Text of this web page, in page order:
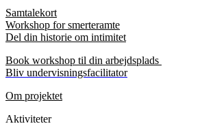
Samtalekort
Workshop for smerteramte
Del din historie om intimitet
Book workshop til din arbejdsplads
Bliv undervisningsfacilitator
Om projektet
Aktiviteter